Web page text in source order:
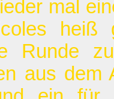
mal
heiß
Runde
aus dem